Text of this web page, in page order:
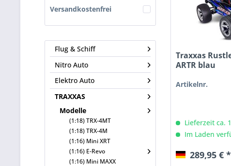
Versandkostenfrei
Flug & Schiff
Nitro Auto
Elektro Auto
TRAXXAS
Modelle
(1:18) TRX-4MT
(1:18) TRX-4M
(1:16) Mini XRT
(1:16) E-Revo
(1:16) Mini MAXX
Traxxas
ARTR blau
Artikelnr.
Lieferzeit ca.
Im Laden
289,95 € *